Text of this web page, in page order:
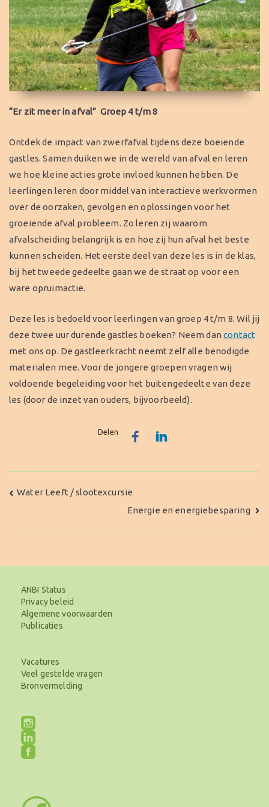
“Er zit meer in afval” Groep 4 t/m 8
Ontdek de impact van zwerfafval tijdens deze boeiende
gastles. Samen duiken we in de wereld van afval en leren
we hoe kleine acties grote invloed kunnen hebben. De
leerlingen leren door middel van interactieve werkvormen
over de oorzaken, gevolgen en oplossingen voor het
groeiende afval probleem. Zo leren zij waarom
afvalscheiding belangrijk is en hoe zij hun afval het beste
kunnen scheiden. Het eerste deel van deze les is in de klas,
bij het tweede gedeelte gaan we de straat op voor een
ware opruimactie.
Deze les is bedoeld voor leerlingen van groep 4 t/m 8. Wil jij
deze twee uur durende gastles boeken? Neem dancontact
met ons op. De gastleerkracht neemt zelf alle benodigde
materialen mee. Voor de jongere groepen vragen wij
voldoende begeleiding voor het buitengedeelte van deze
les (door de inzet van ouders, bijvoorbeeld).
Delen
Bericht
Water Leeft / slootexcursie
Energie en energiebesparing
ANBI Status
Privacy beleid
Algemene voorwaarden
Publicaties
Vacatures
Veel gestelde vragen
Bronvermelding